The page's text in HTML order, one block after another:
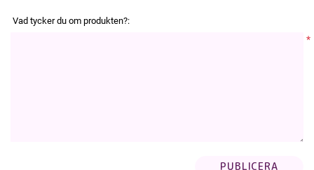
Vad tycker du om produkten?:
*